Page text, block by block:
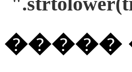
�����